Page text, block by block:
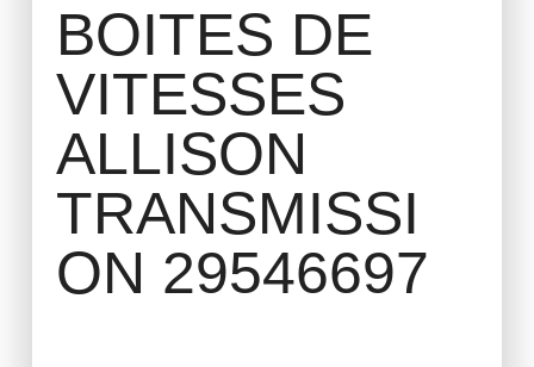
BOITES DE
VITESSES
ALLISON
TRANSMISSI
ON 29546697